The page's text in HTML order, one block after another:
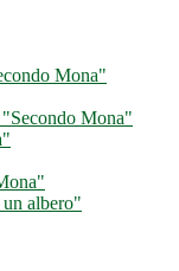
Mona"
Mona"
albero"